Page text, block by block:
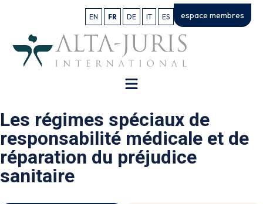
EN FR DE IT ES espace membres
Les régimes spéciaux de
responsabilité médicale et de
réparation du préjudice
sanitaire